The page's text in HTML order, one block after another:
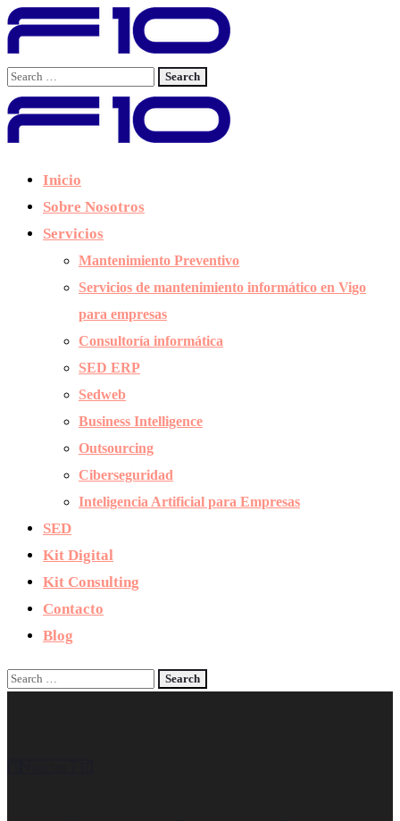
Inicio
Sobre Nosotros
Servicios
Mantenimiento Preventivo
Servicios de mantenimiento informático en Vigo
para empresas
Consultoría informática
SED ERP
Sedweb
Business Intelligence
Outsourcing
Ciberseguridad
Inteligencia Artificial para Empresas
SED
Kit Digital
Kit Consulting
Contacto
Blog